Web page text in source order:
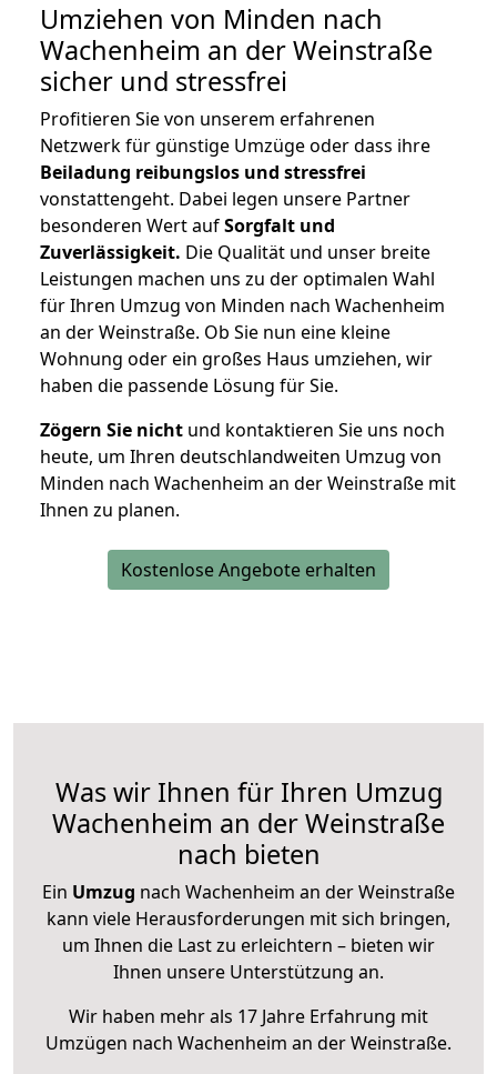
Umziehen von Minden nach
Wachenheim an der Weinstraße
sicher und stressfrei
Profitieren Sie von unserem erfahrenen
Netzwerk für günstige Umzüge oder dass ihre
Beiladung reibungslos und stressfrei
vonstattengeht. Dabei legen unsere Partner
besonderen Wert aufSorgfalt und
Zuverlässigkeit. Die Qualität und unser breite
Leistungen machen uns zu der optimalen Wahl
für Ihren Umzug von Minden nach Wachenheim
an der Weinstraße. Ob Sie nun eine kleine
Wohnung oder ein großes Haus umziehen, wir
haben die passende Lösung für Sie.
Zögern Sie nicht und kontaktieren Sie uns noch
heute, um Ihren deutschlandweiten Umzug von
Minden nach Wachenheim an der Weinstraße mit
Ihnen zu planen.
Kostenlose Angebote erhalten
Was wir Ihnen für Ihren Umzug
Wachenheim an der Weinstraße
nach bieten
Ein Umzug nach Wachenheim an der Weinstraße
kann viele Herausforderungen mit sich bringen,
um Ihnen die Last zu erleichtern – bieten wir
Ihnen unsere Unterstützung an.
Wir haben mehr als 17 Jahre Erfahrung mit
Umzügen nach Wachenheim an der Weinstraße.